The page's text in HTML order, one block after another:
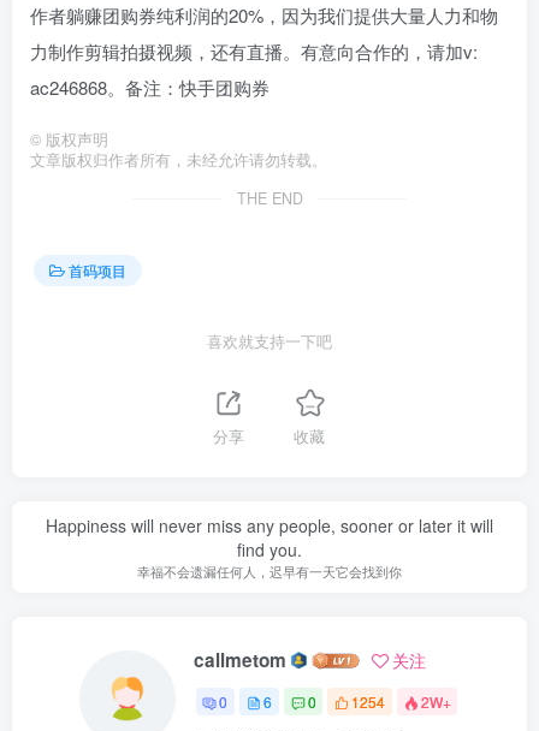
作者躺赚团购券纯利润的20%，因为我们提供大量人力和物
力制作剪辑拍摄视频，还有直播。有意向合作的，请加v:
ac246868。备注：快手团购券
© 版权声明
文章版权归作者所有，未经允许请勿转载。
THE END
首码项目
喜欢就支持一下吧
分享 收藏
Happiness will never miss any people, sooner or later it will
find you.
幸福不会遗漏任何人，迟早有一天它会找到你
callmetom 关注
0 6 0 1254 2W+